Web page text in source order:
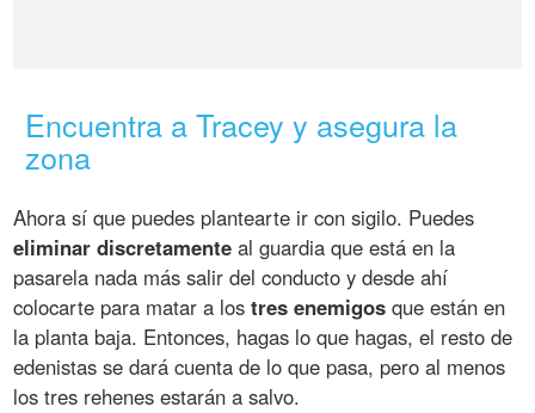
Encuentra a Tracey y asegura la
zona
Ahora sí que puedes plantearte ir con sigilo. Puedes
eliminar discretamente al guardia que está en la
pasarela nada más salir del conducto y desde ahí
colocarte para matar a lostres enemigos que están en
la planta baja. Entonces, hagas lo que hagas, el resto de
edenistas se dará cuenta de lo que pasa, pero al menos
los tres rehenes estarán a salvo.